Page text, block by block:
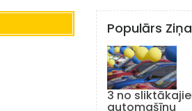
Populārs
3 no
automašīnu